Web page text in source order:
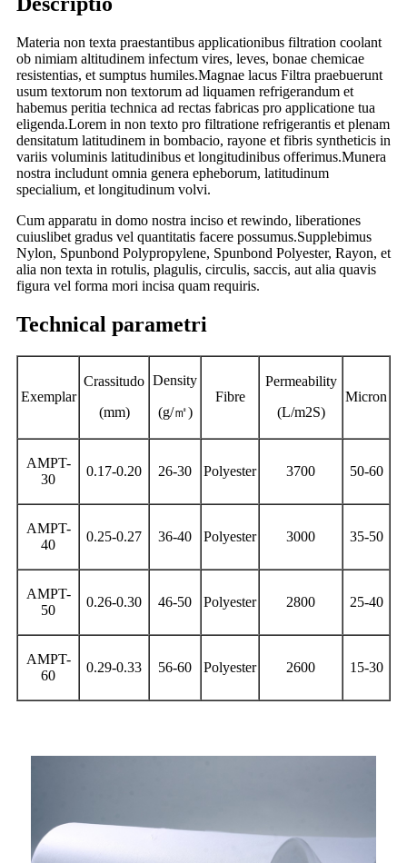
Materia non texta praestantibus applicationibus filtration coolant
ob nimiam altitudinem infectum vires, leves, bonae chemicae
resistentias, et sumptus humiles.Magnae lacus Filtra praebuerunt
usum textorum non textorum ad liquamen refrigerandum et
habemus peritia technica ad rectas fabricas pro applicatione tua
eligenda.Lorem in non texto pro filtratione refrigerantis et plenam
densitatum latitudinem in bombacio, rayone et fibris syntheticis in
variis voluminis latitudinibus et longitudinibus offerimus.Munera
nostra includunt omnia genera epheborum, latitudinum
specialium, et longitudinum volvi.
Cum apparatu in domo nostra inciso et rewindo, liberationes
cuiuslibet gradus vel quantitatis facere possumus.Supplebimus
Nylon, Spunbond Polypropylene, Spunbond Polyester, Rayon, et
alia non texta in rotulis, plagulis, circulis, saccis, aut alia quavis
figura vel forma mori incisa quam requiris.
Technical parametri
Exemplar
Crassitudo
(mm)
Density
(g/㎡)
Fibre
Permeability
(L/m2S)
Micron
AMPT-
30
0.17-0.20 26-30 Polyester 3700 50-60
AMPT-
40
0.25-0.27 36-40 Polyester 3000 35-50
AMPT-
50
0.26-0.30 46-50 Polyester 2800 25-40
AMPT-
60
0.29-0.33 56-60 Polyester 2600 15-30